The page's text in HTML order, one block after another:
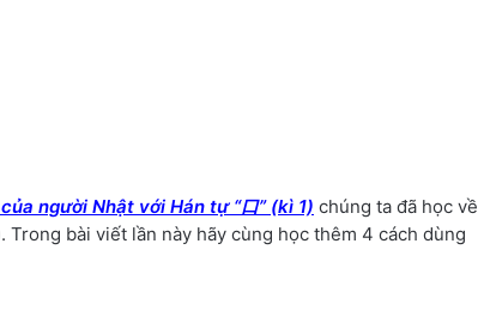
người Nhật với Hán tự “口” (kì 1) chúng ta đã học về
Trong bài viết lần này hãy cùng học thêm 4 cách dùng